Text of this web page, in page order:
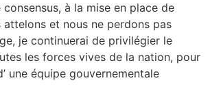
à la mise en place de
attelons et nous ne perdons pas
je continuerai de privilégier le
les forces vives de la nation, pour
une équipe gouvernementale